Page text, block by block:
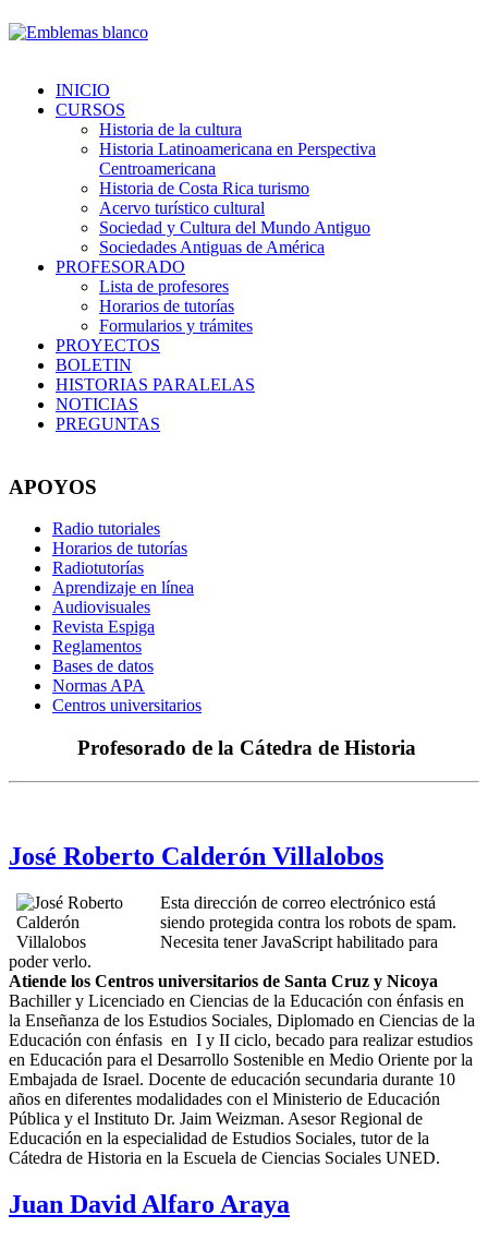
INICIO
CURSOS
Historia de la cultura
Historia Latinoamericana en Perspectiva
Centroamericana
Historia de Costa Rica turismo
Acervo turístico cultural
Sociedad y Cultura del Mundo Antiguo
Sociedades Antiguas de América
PROFESORADO
Lista de profesores
Horarios de tutorías
Formularios y trámites
PROYECTOS
BOLETIN
HISTORIAS PARALELAS
NOTICIAS
PREGUNTAS
APOYOS
Radio tutoriales
Horarios de tutorías
Radiotutorías
Aprendizaje en línea
Audiovisuales
Revista Espiga
Reglamentos
Bases de datos
Normas APA
Centros universitarios
Profesorado de la Cátedra de Historia
José Roberto Calderón Villalobos
Esta dirección de correo electrónico está
siendo protegida contra los robots de spam.
Necesita tener JavaScript habilitado para
poder verlo.
Atiende los Centros universitarios de Santa Cruz y Nicoya
Bachiller y Licenciado en Ciencias de la Educación con énfasis en
la Enseñanza de los Estudios Sociales, Diplomado en Ciencias de la
Educación con énfasis en I y II ciclo, becado para realizar estudios
en Educación para el Desarrollo Sostenible en Medio Oriente por la
Embajada de Israel. Docente de educación secundaria durante 10
años en diferentes modalidades con el Ministerio de Educación
Pública y el Instituto Dr. Jaim Weizman. Asesor Regional de
Educación en la especialidad de Estudios Sociales, tutor de la
Cátedra de Historia en la Escuela de Ciencias Sociales UNED.
Juan David Alfaro Araya